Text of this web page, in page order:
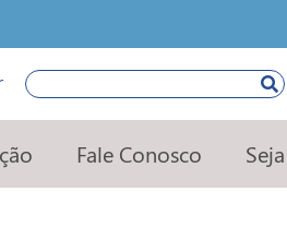
Pesquisar
Fale Conosco